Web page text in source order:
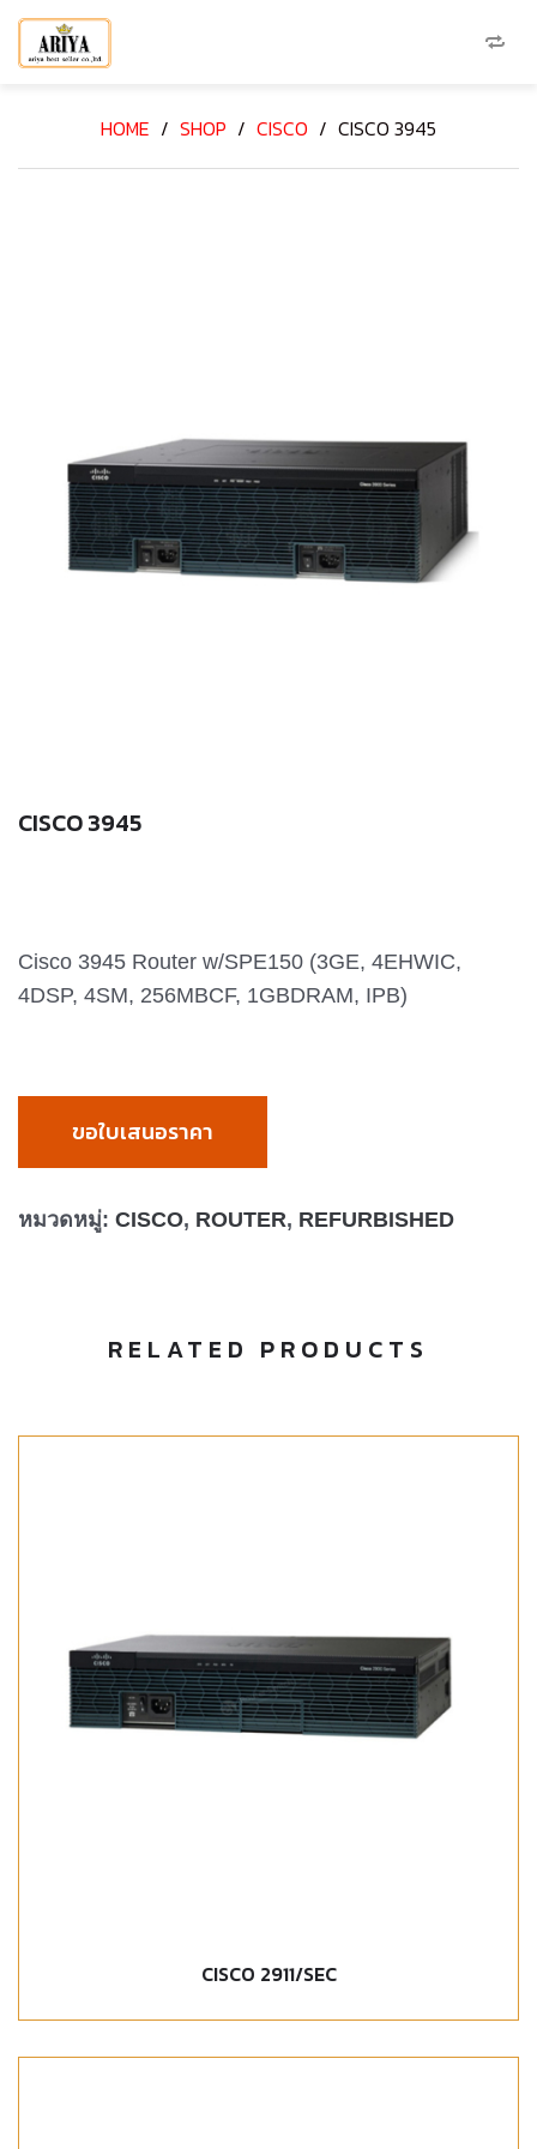
HOME / SHOP / CISCO / CISCO 3945
CISCO 3945
Cisco 3945 Router w/SPE150 (3GE, 4EHWIC,
4DSP, 4SM, 256MBCF, 1GBDRAM, IPB)
ขอใบเสนอราคา
หมวดหมู่: CISCO, ROUTER, REFURBISHED
RELATED PRODUCTS
CISCO 2911/SEC